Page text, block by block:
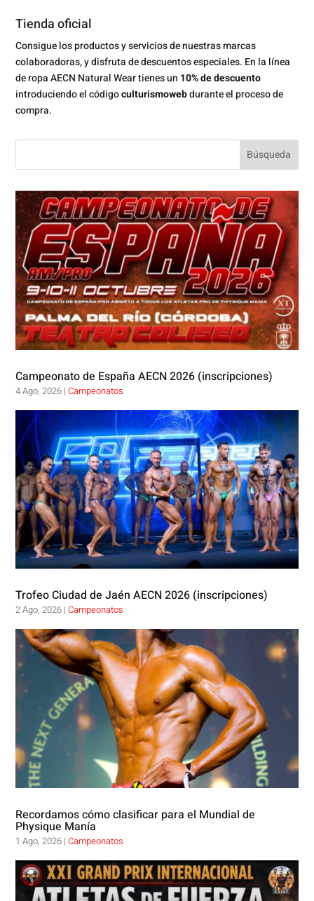
Tienda oficial
Consigue los productos y servicios de nuestras marcas
colaboradoras, y disfruta de descuentos especiales. En la línea
de ropa AECN Natural Wear tienes un 10% de descuento
introduciendo el códigoculturismowebdurante el proceso de
compra.
Campeonato de España AECN 2026 (inscripciones)
4 Ago, 2026 |Campeonatos
Trofeo Ciudad de Jaén AECN 2026 (inscripciones)
2 Ago, 2026 |Campeonatos
Recordamos cómo clasificar para el Mundial de
Physique Manía
1 Ago, 2026 |Campeonatos